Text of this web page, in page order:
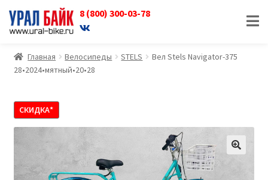
8 (800) 300-03-78
Перейти
к
навигации
Перейти
к
содержимому
Главная Велосипеды STELS
Вел Stels Navigator-375
28•2024•мятный•20•28
СКИДКА*